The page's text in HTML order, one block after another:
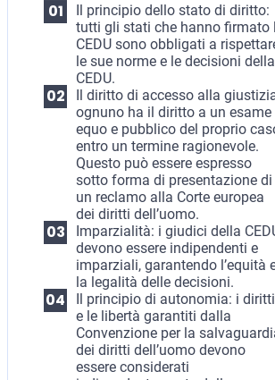
Il principio dello stato di diritto:
tutti gli stati che hanno firmato
CEDU sono obbligati a
le sue norme e le decisioni della
CEDU.
Il diritto di accesso alla
ognuno ha il diritto a un esame
equo e pubblico del proprio
entro un termine ragionevole.
Questo può essere espresso
sotto forma di presentazione di
un reclamo alla Corte europea
dei diritti dell’uomo.
Imparzialità: i giudici della
devono essere indipendenti e
imparziali, garantendo l’equità
la legalità delle decisioni.
Il principio di autonomia: i diritti
e le libertà garantiti dalla
Convenzione per la
dei diritti dell’uomo devono
essere considerati